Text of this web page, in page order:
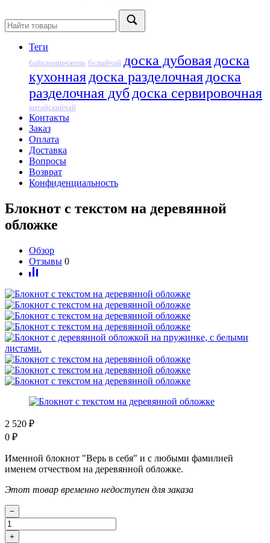
Теги
байхаоиньчжень белыйчай доска дубовая доска
кухонная доска разделочная доска
разделочная дуб доска сервировочная
китайскийчай
Контакты
Заказ
Оплата
Доставка
Вопросы
Возврат
Конфиденциальность
Блокнот с текстом на деревянной
обложке
Обзор
Отзывы 0
2 520 ₽
0 ₽
Именной блокнот "Верь в себя" и с любыми фамилией
именем отчеством на деревянной обложке.
Этот товар временно недоступен для заказа
−
+